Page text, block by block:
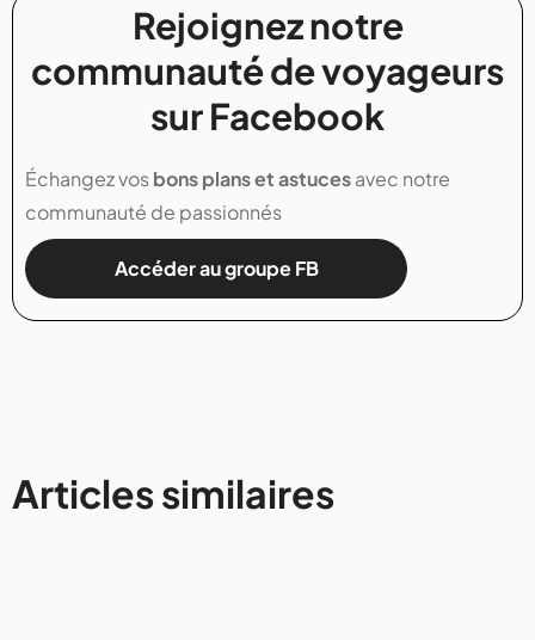
Rejoignez notre
communauté de voyageurs
sur Facebook
Échangez vosbons plans et astucesavec notre
communauté de passionnés
Accéder au groupe FB
Articles similaires